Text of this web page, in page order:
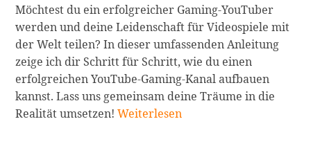
zu
verwischen
weiterlesen
Möchtest du ein erfolgreicher Gaming-YouTuber
werden und deine Leidenschaft für Videospiele mit
der Welt teilen? In dieser umfassenden Anleitung
zeige ich dir Schritt für Schritt, wie du einen
erfolgreichen YouTube-Gaming-Kanal aufbauen
kannst. Lass uns gemeinsam deine Träume in die
Realität umsetzen!5
Weiterlesen